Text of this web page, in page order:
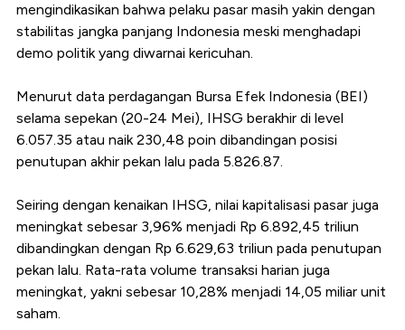
mengindikasikan bahwa pelaku pasar masih yakin dengan
stabilitas jangka panjang Indonesia meski menghadapi
demo politik yang diwarnai kericuhan.
Menurut data perdagangan Bursa Efek Indonesia (BEI)
selama sepekan (20-24 Mei), IHSG berakhir di level
6.057.35 atau naik 230,48 poin dibandingan posisi
penutupan akhir pekan lalu pada 5.826.87.
Seiring dengan kenaikan IHSG, nilai kapitalisasi pasar juga
meningkat sebesar 3,96% menjadi Rp 6.892,45 triliun
dibandingkan dengan Rp 6.629,63 triliun pada penutupan
pekan lalu. Rata-rata volume transaksi harian juga
meningkat, yakni sebesar 10,28% menjadi 14,05 miliar unit
saham.